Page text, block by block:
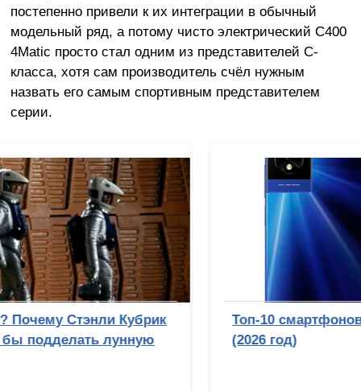
постепенно привели к их интеграции в обычный
модельный ряд, а потому чисто электрический C400
4Matic просто стал одним из представителей C-
класса, хотя сам производитель счёл нужным
назвать его самым спортивным представителем
серии.
Топ-10 смартфонов до 10 тысяч рублей
(2026 год)